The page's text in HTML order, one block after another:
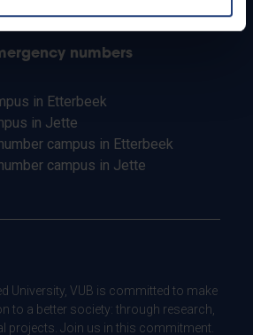
numbers
in Etterbeek
in Jette
campus in Etterbeek
campus in Jette
University, VUB is committed to make
to a better society: through research,
projects. Join us in this commitment.